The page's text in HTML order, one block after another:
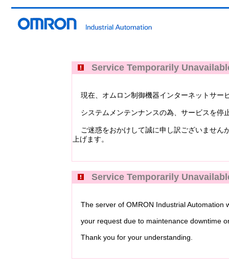
Service Temporarily
現在、オムロン制御機器インターネットサー
システムメンテンナンスの為、サービスを停
ご迷惑をおかけして誠に申し訳ございません
上げます。
Service Temporarily
The server of OMRON Industrial Automation
your request due to maintenance downtime
Thank you for your understanding.